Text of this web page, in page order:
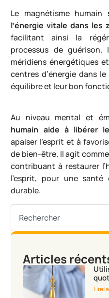
Le magnétisme humain
l’énergie vitale dans les
facilitant ainsi la
processus de
méridiens énergétiques
centres d’énergie dans
équilibre et leur bon
Au niveau mental et
humain aide à libérer
apaiser l’esprit et à
de bien-être. Il agit
contribuant à restaurer
l’esprit, pour une
durable.
Articles
Lire